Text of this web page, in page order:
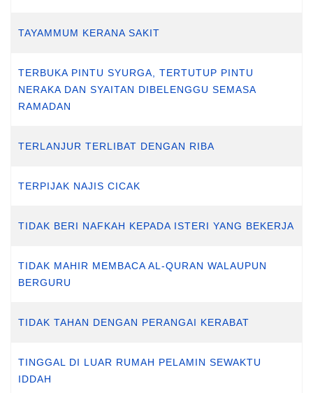
TAYAMMUM KERANA SAKIT
TERBUKA PINTU SYURGA, TERTUTUP PINTU
NERAKA DAN SYAITAN DIBELENGGU SEMASA
RAMADAN
TERLANJUR TERLIBAT DENGAN RIBA
TERPIJAK NAJIS CICAK
TIDAK BERI NAFKAH KEPADA ISTERI YANG BEKERJA
TIDAK MAHIR MEMBACA AL-QURAN WALAUPUN
BERGURU
TIDAK TAHAN DENGAN PERANGAI KERABAT
TINGGAL DI LUAR RUMAH PELAMIN SEWAKTU
IDDAH